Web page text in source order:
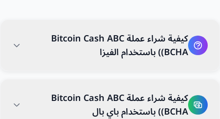
كيفية شراء عملة Bitcoin Cash ABC
(BCHA) باستخدام الفيزا
كيفية شراء عملة Bitcoin Cash ABC
(BCHA) باستخدام باي بال